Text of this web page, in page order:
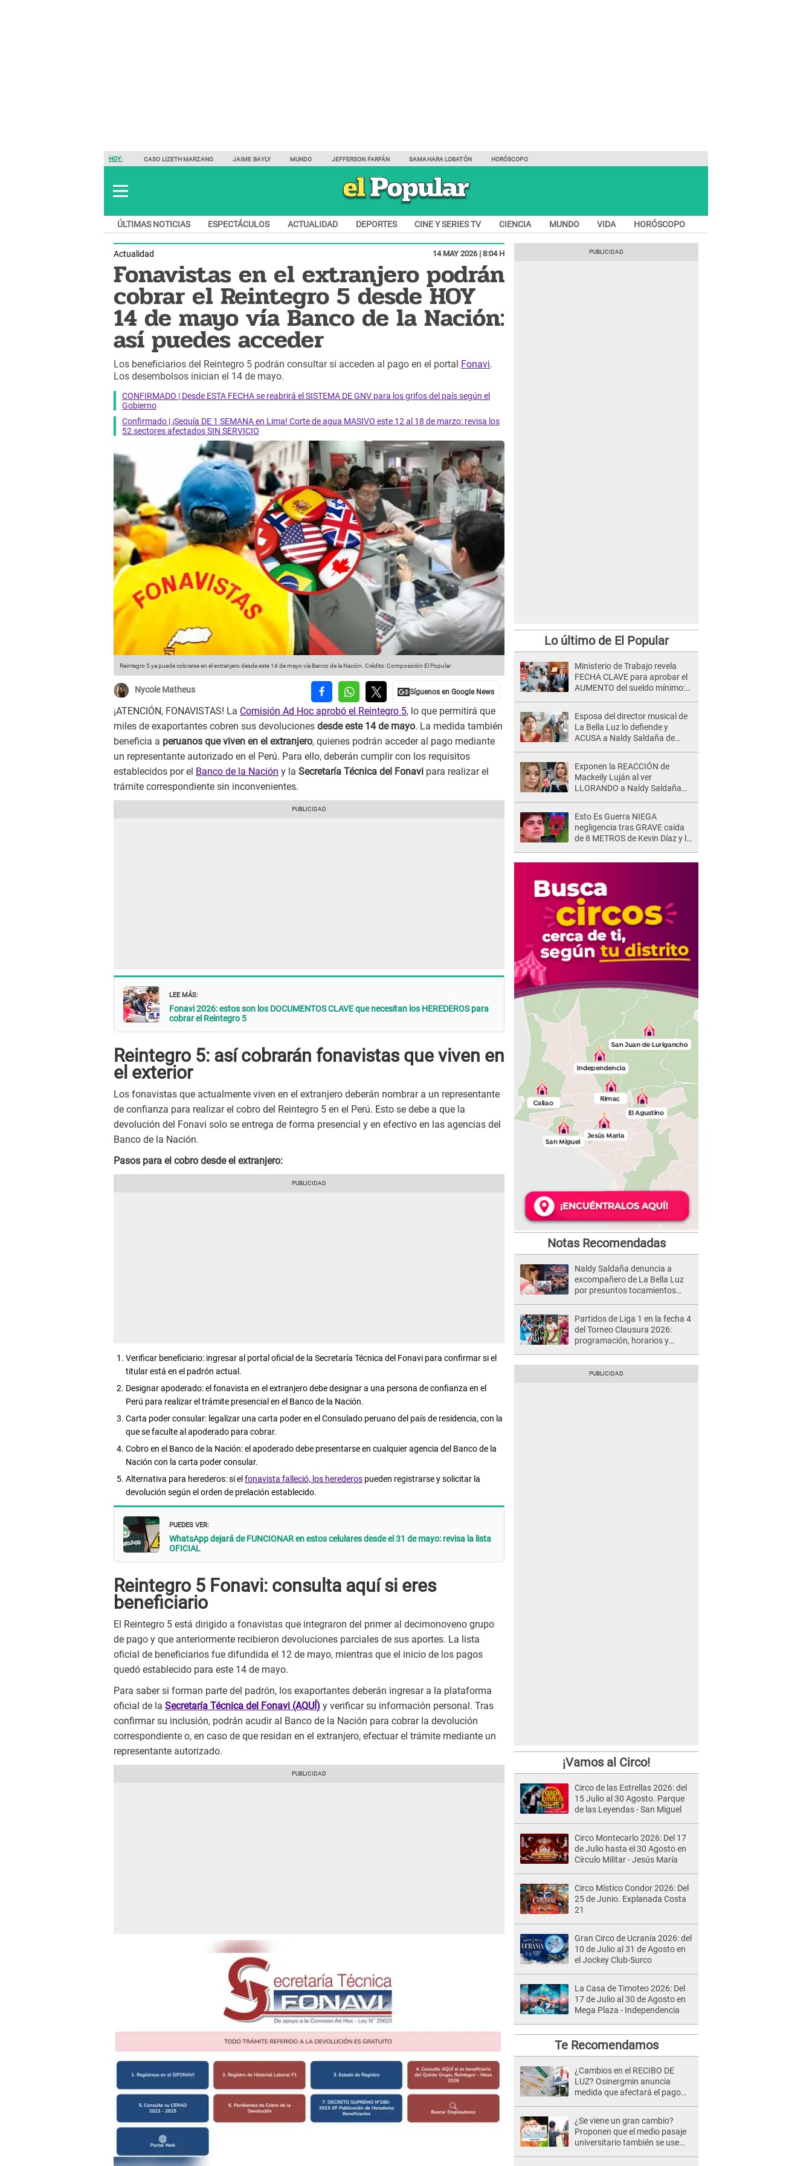
HOY: CASO LIZETH MARZANO JAIME BAYLY MUNDO JEFFERSON FARFÁN SAMAHARA LOBATÓN HORÓSCOPO
ÚLTIMAS NOTICIAS ESPECTÁCULOS ACTUALIDAD DEPORTES CINE Y SERIES TV CIENCIA MUNDO VIDA HORÓSCOPO
Actualidad 14 MAY 2026 | 8:04 H
Fonavistas en el extranjero podrán
cobrar el Reintegro 5 desde HOY
14 de mayo vía Banco de la Nación:
así puedes acceder
Los beneficiarios del Reintegro 5 podrán consultar si acceden al pago en el portal Fonavi.
Los desembolsos inician el 14 de mayo.
CONFIRMADO | Desde ESTA FECHA se reabrirá el SISTEMA DE GNV para los grifos del país según el
Gobierno
Confirmado | ¡Sequía DE 1 SEMANA en Lima! Corte de agua MASIVO este 12 al 18 de marzo: revisa los
52 sectores afectados SIN SERVICIO
Reintegro 5 ya puede cobrarse en el extranjero desde este 14 de mayo vía Banco de la Nación. Crédito: Composición El Popular
Nycole Matheus
¡ATENCIÓN, FONAVISTAS! La Comisión Ad Hoc aprobó el Reintegro 5, lo que permitirá que
miles de exaportantes cobren sus devoluciones desde este 14 de mayo. La medida también
beneficia a peruanos que viven en el extranjero, quienes podrán acceder al pago mediante
un representante autorizado en el Perú. Para ello, deberán cumplir con los requisitos
establecidos por el Banco de la Nación y la Secretaría Técnica del Fonavi para realizar el
trámite correspondiente sin inconvenientes.
LEE MÁS:
Fonavi 2026: estos son los DOCUMENTOS CLAVE que necesitan los HEREDEROS para
cobrar el Reintegro 5
Reintegro 5: así cobrarán fonavistas que viven en
el exterior
Los fonavistas que actualmente viven en el extranjero deberán nombrar a un representante
de confianza para realizar el cobro del Reintegro 5 en el Perú. Esto se debe a que la
devolución del Fonavi solo se entrega de forma presencial y en efectivo en las agencias del
Banco de la Nación.
Pasos para el cobro desde el extranjero:
Verificar beneficiario: ingresar al portal oficial de la Secretaría Técnica del Fonavi para confirmar si el
titular está en el padrón actual.
Designar apoderado: el fonavista en el extranjero debe designar a una persona de confianza en el
Perú para realizar el trámite presencial en el Banco de la Nación.
Carta poder consular: legalizar una carta poder en el Consulado peruano del país de residencia, con la
que se faculte al apoderado para cobrar.
Cobro en el Banco de la Nación: el apoderado debe presentarse en cualquier agencia del Banco de la
Nación con la carta poder consular.
Alternativa para herederos: si el fonavista falleció, los herederos pueden registrarse y solicitar la
devolución según el orden de prelación establecido.
PUEDES VER:
WhatsApp dejará de FUNCIONAR en estos celulares desde el 31 de mayo: revisa la lista
OFICIAL
Reintegro 5 Fonavi: consulta aquí si eres
beneficiario
El Reintegro 5 está dirigido a fonavistas que integraron del primer al decimonoveno grupo
de pago y que anteriormente recibieron devoluciones parciales de sus aportes. La lista
oficial de beneficiarios fue difundida el 12 de mayo, mientras que el inicio de los pagos
quedó establecido para este 14 de mayo.
Para saber si forman parte del padrón, los exaportantes deberán ingresar a la plataforma
oficial de la Secretaría Técnica del Fonavi (AQUÍ) y verificar su información personal. Tras
confirmar su inclusión, podrán acudir al Banco de la Nación para cobrar la devolución
correspondiente o, en caso de que residan en el extranjero, efectuar el trámite mediante un
representante autorizado.
Lo último de El Popular
Ministerio de Trabajo revela
FECHA CLAVE para aprobar el
AUMENTO del sueldo mínimo:
Esposa del director musical de
La Bella Luz lo defiende y
ACUSA a Naldy Saldaña de
Exponen la REACCIÓN de
Mackeily Luján al ver
LLORANDO a Naldy Saldaña
Esto Es Guerra NIEGA
negligencia tras GRAVE caída
de 8 METROS de Kevin Díaz y lo
Notas Recomendadas
Naldy Saldaña denuncia a
excompañero de La Bella Luz
por presuntos tocamientos
Partidos de Liga 1 en la fecha 4
del Torneo Clausura 2026:
programación, horarios y
¡Vamos al Circo!
Circo de las Estrellas 2026: del
15 Julio al 30 Agosto. Parque
de las Leyendas - San Miguel
Circo Montecarlo 2026: Del 17
de Julio hasta el 30 Agosto en
Círculo Militar - Jesús María
Circo Místico Condor 2026: Del
25 de Junio. Explanada Costa
21
Gran Circo de Ucrania 2026: del
10 de Julio al 31 de Agosto en
el Jockey Club-Surco
La Casa de Timoteo 2026: Del
17 de Julio al 30 de Agosto en
Mega Plaza - Independencia
Te Recomendamos
¿Cambios en el RECIBO DE
LUZ? Osinergmin anuncia
medida que afectará el pago
¿Se viene un gran cambio?
Proponen que el medio pasaje
universitario también se use